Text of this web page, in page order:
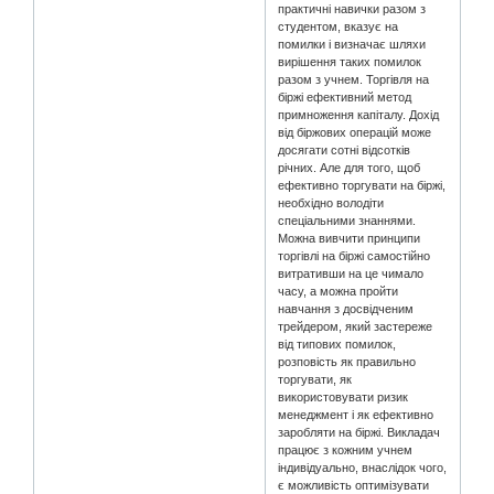
практичні навички разом з
студентом, вказує на
помилки і визначає шляхи
вирішення таких помилок
разом з учнем. Торгівля на
біржі ефективний метод
примноження капіталу. Дохід
від біржових операцій може
досягати сотні відсотків
річних. Але для того, щоб
ефективно торгувати на біржі,
необхідно володіти
спеціальними знаннями.
Можна вивчити принципи
торгівлі на біржі самостійно
витративши на це чимало
часу, а можна пройти
навчання з досвідченим
трейдером, який застереже
від типових помилок,
розповість як правильно
торгувати, як
використовувати ризик
менеджмент і як ефективно
заробляти на біржі. Викладач
працює з кожним учнем
індивідуально, внаслідок чого,
є можливість оптимізувати